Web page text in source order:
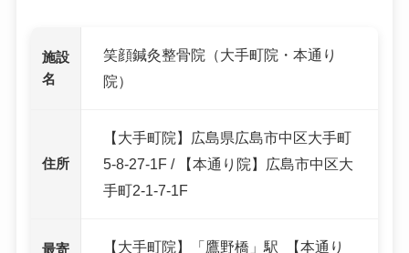
施設
名
笑顔鍼灸整骨院（大手町院・本通り
院）
住所
【大手町院】広島県広島市中区大手町
5-8-27-1F / 【本通り院】広島市中区大
手町2-1-7-1F
最寄
【大手町院】「鷹野橋」駅 【本通り